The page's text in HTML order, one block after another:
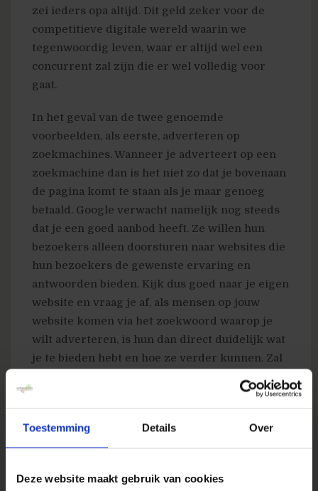
Toestemming Details Over
Deze website maakt gebruik van cookies
zei ieders opa altijd. Dit geld zeker voor de
competitieve digitale wereld waarin we
tegenwoordig leven, waar er altijd wel een
concurrent zal zijn die er wel volledig voor
gaat.
In het geval van de twee genoemde
voorbeelden, als eerste, adverteren op
zoekmachines. Wanneer je adverteert op een
zoekmachine dan is het niet zo dat je bovenaan
de pagina komt te staan als je maar genoeg
betaald. Google verwacht namelijk nog steeds
dat je een goed aanbod heeft. Ze willen hun
bezoekers alleen doorsturen naar websites die
hun bezoekers de gewenste ervaring en
antwoorden bieden. Kijk dus goed naar je eigen
website en vraag je af, als mensen op jouw
website komen via het zoekwoord waarop je
wilt adverteren, is hun dan direct duidelijk wat
je te bieden hebt en hoe ze verder kunnen. Zal
je nieuwe klanten aantrekken, of een heleboel
nieuwe bezoekers waarvan je hoopt dat er een
Responsive design, een website die zich
ook mobiele schermen, is ook hot. In